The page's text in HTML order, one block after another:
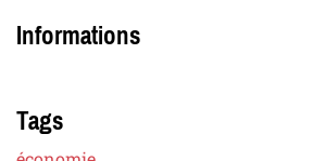
Informations
Tags